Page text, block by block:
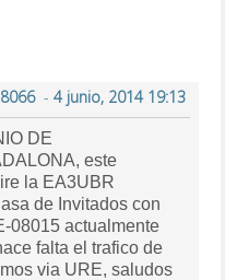
- 4 junio, 2014 19:13
DE
este
la EA3UBR
de Invitados con
08015 actualmente
falta el trafico de
via URE, saludos